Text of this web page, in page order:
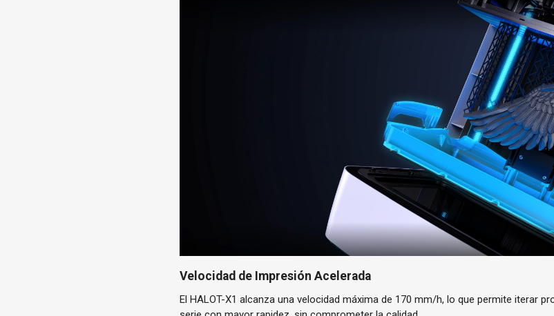
Velocidad de Impresión Acelerada
El HALOT-X1 alcanza una velocidad máxima de 170 mm/h, lo que permite iterar